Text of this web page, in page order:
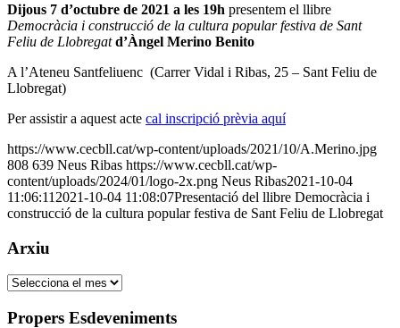
Dijous 7 d’octubre de 2021 a les 19h presentem el llibre
Democràcia i construcció de la cultura popular festiva de Sant
Feliu de Llobregat d’Àngel Merino Benito
A l’Ateneu Santfeliuenc (Carrer Vidal i Ribas, 25 – Sant Feliu de
Llobregat)
Per assistir a aquest acte cal inscripció prèvia aquí
https://www.cecbll.cat/wp-content/uploads/2021/10/A.Merino.jpg
808 639 Neus Ribas https://www.cecbll.cat/wp-
content/uploads/2024/01/logo-2x.png Neus Ribas2021-10-04
11:06:11 2021-10-04 11:08:07Presentació del llibre Democràcia i
construcció de la cultura popular festiva de Sant Feliu de Llobregat
Arxiu
Arxiu
Propers Esdeveniments